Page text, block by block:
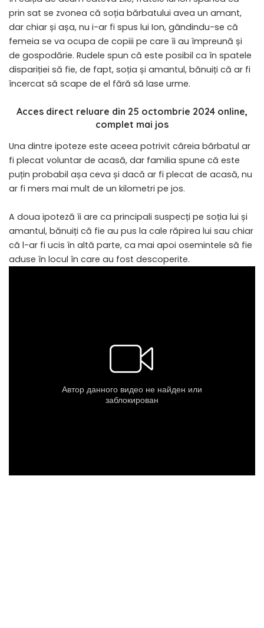
prin sat se zvonea că soția bărbatului avea un amant,
dar chiar și așa, nu i-ar fi spus lui Ion, gândindu-se că
femeia se va ocupa de copiii pe care îi au împreună și
de gospodărie. Rudele spun că este posibil ca în spatele
dispariției să fie, de fapt, soția și amantul, bănuiți că ar fi
încercat să scape de el fără să lase urme.
Acces direct reluare din 25 octombrie 2024 online,
complet mai jos
Una dintre ipoteze este aceea potrivit căreia bărbatul ar
fi plecat voluntar de acasă, dar familia spune că este
puțin probabil așa ceva și dacă ar fi plecat de acasă, nu
ar fi mers mai mult de un kilometri pe jos.
A doua ipoteză îi are ca principali suspecți pe soția lui și
amantul, bănuiți că fie au pus la cale răpirea lui sau chiar
că l-ar fi ucis în altă parte, ca mai apoi osemintele să fie
aduse în locul în care au fost descoperite.